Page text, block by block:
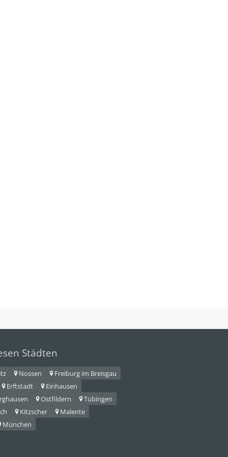
Städten
Nossen
Freiburg im Breisgau
Erftstadt
Einhausen
Ostfildern
Tübingen
Kitzscher
Malente
München